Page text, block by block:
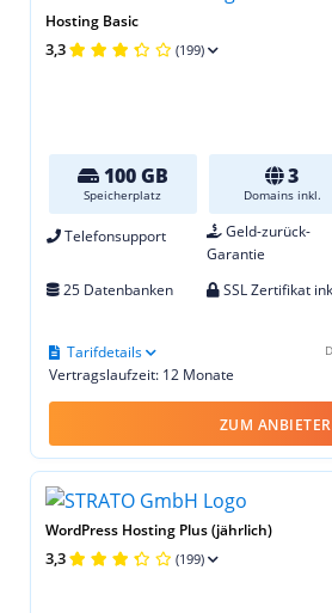
Hosting Basic
3,3 (199)
100 GB
Speicherplatz
3
Domains inkl.
Telefonsupport
Geld-zurück-
Garantie
25 Datenbanken SSL Zertifikat
Vertragslaufzeit: 12 Monate
Tarifdetails
ZUM ANBIETER
WordPress Hosting Plus (jährlich)
3,3 (199)